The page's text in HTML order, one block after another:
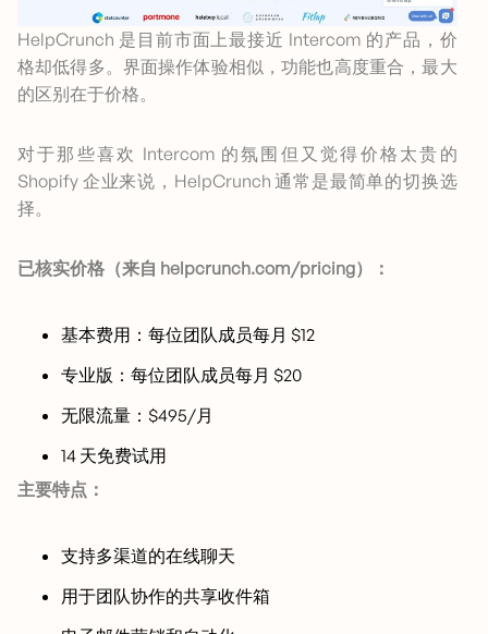
HelpCrunch 是目前市面上最接近 Intercom 的产品，价
格却低得多。界面操作体验相似，功能也高度重合，最大
的区别在于价格。
对于那些喜欢 Intercom 的氛围但又觉得价格太贵的
Shopify 企业来说，HelpCrunch 通常是最简单的切换选
择。
已核实价格（来自 helpcrunch.com/pricing）：
基本费用：每位团队成员每月 $12
专业版：每位团队成员每月 $20
无限流量：$495/月
14 天免费试用
主要特点：
支持多渠道的在线聊天
用于团队协作的共享收件箱